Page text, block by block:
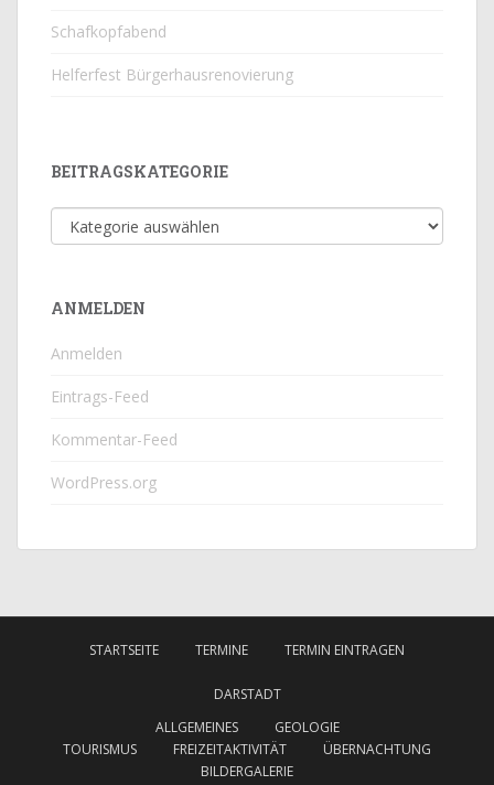
Schafkopfabend
Helferfest Bürgerhausrenovierung
BEITRAGSKATEGORIE
Beitragskategorie
ANMELDEN
Anmelden
Eintrags-Feed
Kommentar-Feed
WordPress.org
STARTSEITE TERMINE TERMIN EINTRAGEN
DARSTADT
ALLGEMEINES
GEOLOGIE
TOURISMUS
FREIZEITAKTIVITÄT
ÜBERNACHTUNG
BILDERGALERIE